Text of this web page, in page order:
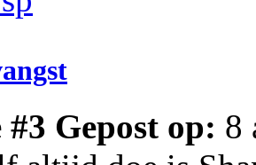
#3 Gepost op: 8